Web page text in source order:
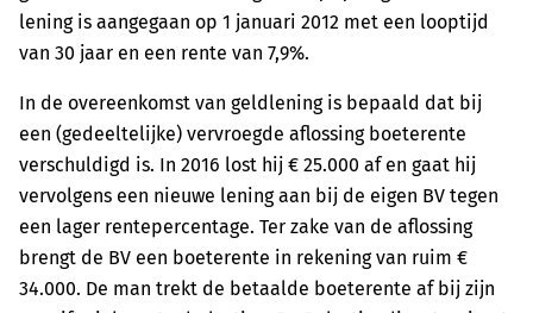
lening is aangegaan op 1 januari 2012 met een looptijd
van 30 jaar en een rente van 7,9%.
In de overeenkomst van geldlening is bepaald dat bij
een (gedeeltelijke) vervroegde aflossing boeterente
verschuldigd is. In 2016 lost hij € 25.000 af en gaat hij
vervolgens een nieuwe lening aan bij de eigen BV tegen
een lager rentepercentage. Ter zake van de aflossing
brengt de BV een boeterente in rekening van ruim €
34.000. De man trekt de betaalde boeterente af bij zijn